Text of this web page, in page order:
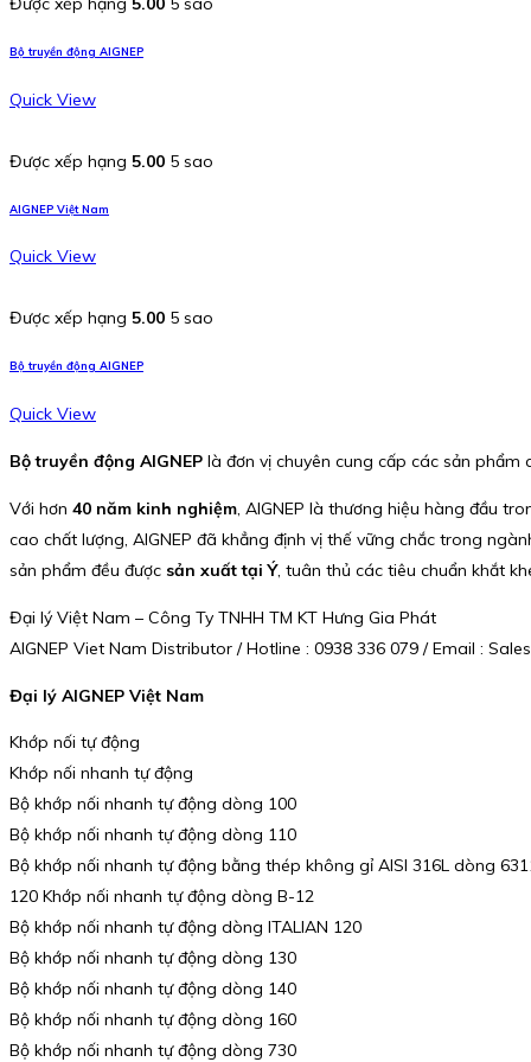
Bộ truyền động AIGNEP
Quick View
Được xếp hạng 5.00 5 sao
AIGNEP Việt Nam
Quick View
Được xếp hạng 5.00 5 sao
Bộ truyền động AIGNEP
Quick View
Bộ truyền động AIGNEP là đơn vị chuyên cung cấp các sản phẩm
Với hơn 40 năm kinh nghiệm, AIGNEP là thương hiệu hàng đầu
cao chất lượng, AIGNEP đã khẳng định vị thế vững chắc trong
sản phẩm đều được sản xuất tại Ý, tuân thủ các tiêu chuẩn khắt
Đại lý Việt Nam – Công Ty TNHH TM KT Hưng Gia Phát
AIGNEP Viet Nam Distributor / Hotline : 0938 336 079 / Email :
Đại lý AIGNEP Việt Nam
Khớp nối tự động
Khớp nối nhanh tự động
Bộ khớp nối nhanh tự động dòng 100
Bộ khớp nối nhanh tự động dòng 110
Bộ khớp nối nhanh tự động bằng thép không gỉ AISI 316L dòng
120 Khớp nối nhanh tự động dòng B-12
Bộ khớp nối nhanh tự động dòng ITALIAN 120
Bộ khớp nối nhanh tự động dòng 130
Bộ khớp nối nhanh tự động dòng 140
Bộ khớp nối nhanh tự động dòng 160
Bộ khớp nối nhanh tự động dòng 730